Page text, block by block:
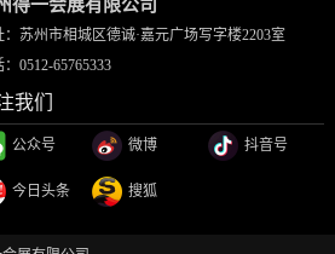
得一会展有限公司
：苏州市相城区德诚·嘉元广场写字楼2203室
0512-65765333
我们
公众号 微博 抖音号
今日头条 搜狐